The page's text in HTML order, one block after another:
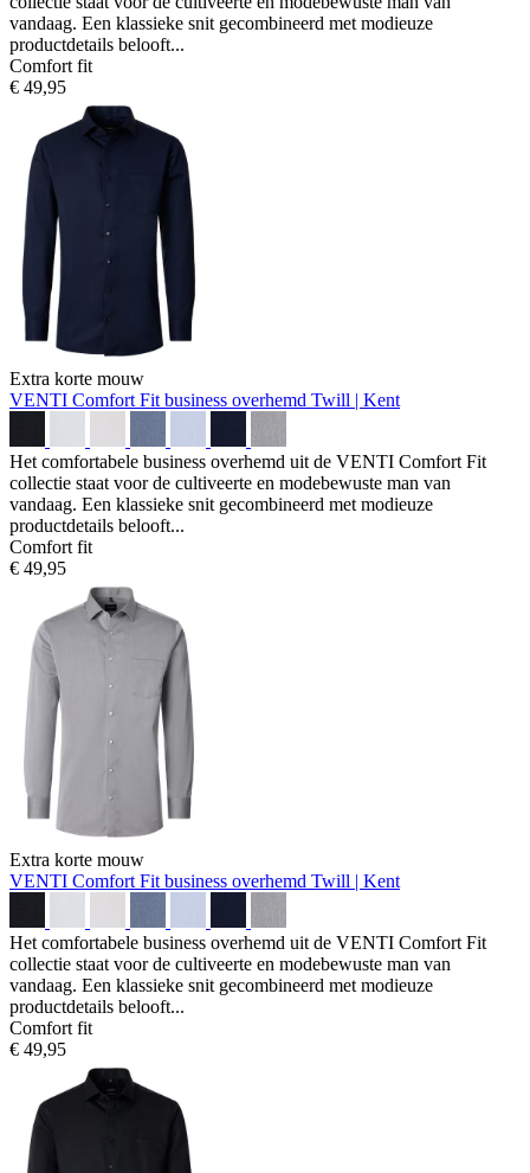
vandaag. Een klassieke snit gecombineerd met modieuze
productdetails belooft...
Comfort fit
€ 49,95
Extra korte mouw
VENTI Comfort Fit business overhemd Twill | Kent
Het comfortabele business overhemd uit de VENTI Comfort Fit
collectie staat voor de cultiveerte en modebewuste man van
vandaag. Een klassieke snit gecombineerd met modieuze
productdetails belooft...
Comfort fit
€ 49,95
Extra korte mouw
VENTI Comfort Fit business overhemd Twill | Kent
Het comfortabele business overhemd uit de VENTI Comfort Fit
collectie staat voor de cultiveerte en modebewuste man van
vandaag. Een klassieke snit gecombineerd met modieuze
productdetails belooft...
Comfort fit
€ 49,95